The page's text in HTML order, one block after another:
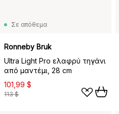
Σε απόθεμα
Ronneby Bruk
Ultra Light Pro ελαφρύ τηγάνι
από μαντέμι, 28 cm
101,99 $
113 $